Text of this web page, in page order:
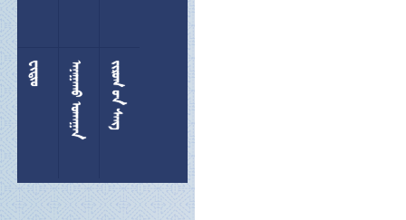
     